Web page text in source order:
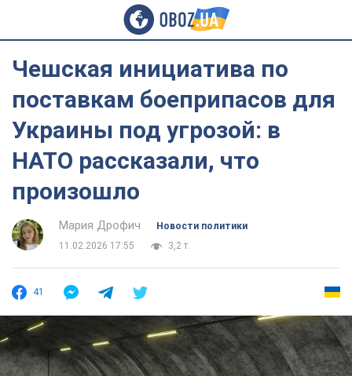
Чешская инициатива по
поставкам боеприпасов для
Украины под угрозой: в
НАТО рассказали, что
произошло
Мария Дрофич
Новости политики
11.02.2026 17:55
3,2 т.
41